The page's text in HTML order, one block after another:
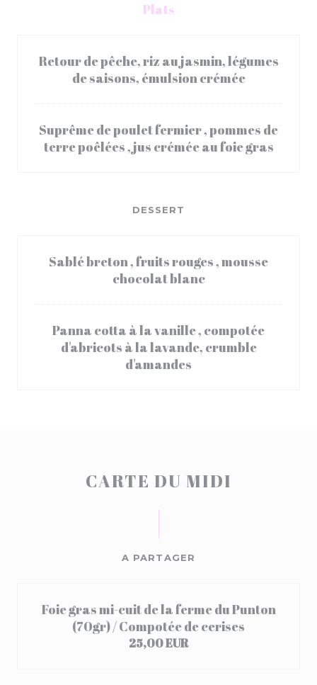
Plats
Retour de pêche, riz au jasmin, légumes
de saisons, émulsion crémée
Suprême de poulet fermier , pommes de
terre poêlées , jus crémée au foie gras
DESSERT
Sablé breton , fruits rouges , mousse
chocolat blanc
Panna cotta à la vanille , compotée
d'abricots à la lavande, crumble
d'amandes
CARTE DU MIDI
A PARTAGER
Foie gras mi-cuit de la ferme du Punton
(70gr) / Compotée de cerises
25,00 EUR